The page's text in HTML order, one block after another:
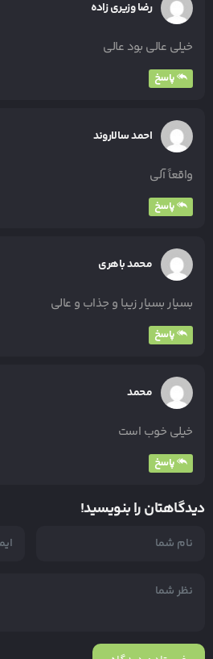
رضا وزیری زاده
خیلی عالی بود عالی
پاسخ
احمد سالاروند
واقعاً آلی
پاسخ
محمد باهری
بسیار بسیار زیبا و جذاب و عالی
پاسخ
محمد
خیلی خوب است
پاسخ
دیدگاهتان را بنویسید!